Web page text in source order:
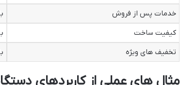
خدمات پس از فروش
کیفیت ساخت
تخفیف های ویژه
مثال های عملی از کاربردهای